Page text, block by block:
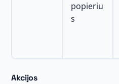
popieriu
s
Akcijos